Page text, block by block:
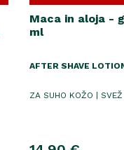
Maca in aloja -
ml
AFTER SHAVE
ZA SUHO KOŽO | SVEŽ